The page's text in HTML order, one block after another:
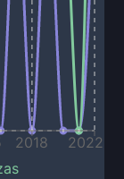
2018 2022